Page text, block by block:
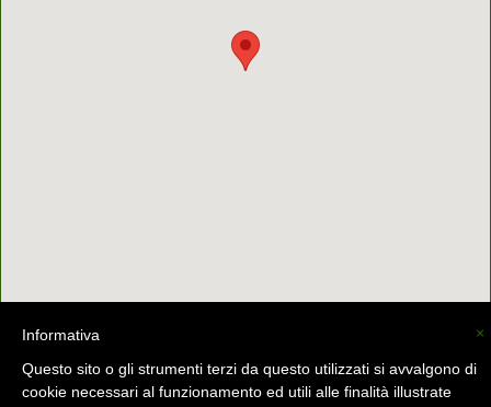
La Valsassina (C) -info@lavalsassina.com-
×
Informativa
Questo sito o gli strumenti terzi da questo utilizzati si avvalgono di
cookie necessari al funzionamento ed utili alle finalità illustrate